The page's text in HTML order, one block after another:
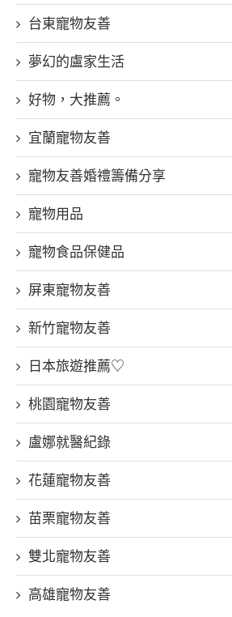
台東寵物友善
夢幻的盧家生活
好物，大推薦。
宜蘭寵物友善
寵物友善婚禮籌備分享
寵物用品
寵物食品保健品
屏東寵物友善
新竹寵物友善
日本旅遊推薦♡
桃園寵物友善
盧娜就醫紀錄
花蓮寵物友善
苗栗寵物友善
雙北寵物友善
高雄寵物友善